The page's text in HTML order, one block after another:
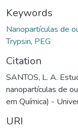
Keywords
Nanopartículas de
Trypsin, PEG
Citation
SANTOS, L. A.
nanopartículas de
em Química) -
URI